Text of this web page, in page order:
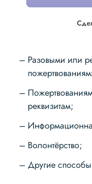
Разовыми или
реквизитам;
Волонтёрство;
Другие